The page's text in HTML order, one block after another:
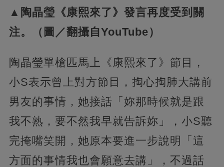
▲陶晶瑩《康熙來了》發言再度受到關
注。（圖／翻攝自YouTube）
陶晶瑩單槍匹馬上《康熙來了》節目，
小S表示曾上對方節目，掏心掏肺大講前
男友的事情，她接話「妳那時候就是跟
我不熟，要不然我早就告訴妳」，小S聽
完掩嘴笑開，她原本要進一步說明「這
方面的事情我也會願意去講」，不過話